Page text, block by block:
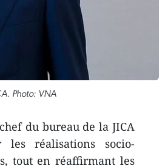
Photo: VNA
du bureau de la JICA
réalisations socio-
tout en réaffirmant les